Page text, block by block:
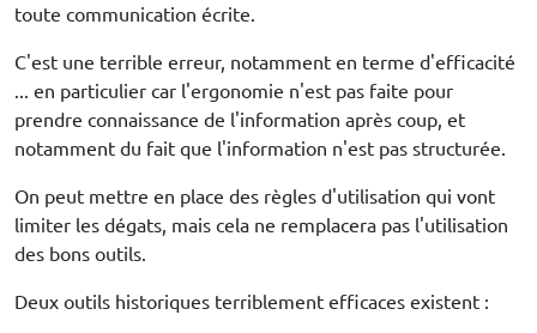
toute communication écrite.
C'est une terrible erreur, notamment en terme d'efficacité
... en particulier car l'ergonomie n'est pas faite pour
prendre connaissance de l'information après coup, et
notamment du fait que l'information n'est pas structurée.
On peut mettre en place des règles d'utilisation qui vont
limiter les dégats, mais cela ne remplacera pas l'utilisation
des bons outils.
Deux outils historiques terriblement efficaces existent :